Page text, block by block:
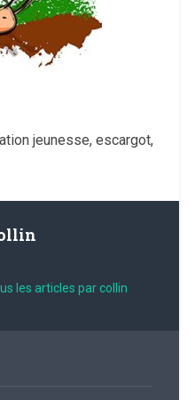
jeunesse, escargot,
les articles par collin